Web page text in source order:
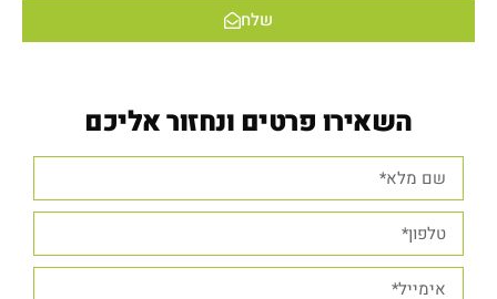
שלח
השאירו פרטים ונחזור אליכם